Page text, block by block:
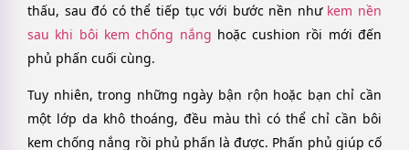
thấu, sau đó có thể tiếp tục với bước nền như kem nền
sau khi bôi kem chống nắng hoặc cushion rồi mới đến
phủ phấn cuối cùng.
Tuy nhiên, trong những ngày bận rộn hoặc bạn chỉ cần
một lớp da khô thoáng, đều màu thì có thể chỉ cần bôi
kem chống nắng rồi phủ phấn là được. Phấn phủ giúp cố